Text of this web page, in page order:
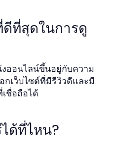
ดีที่สุดในการดู
ออนไลน์ขึ้นอยู่กับความ
เว็บไซต์ที่มีรีวิวดีและมี
ชื่อถือได้
ด้ที่ไหน?